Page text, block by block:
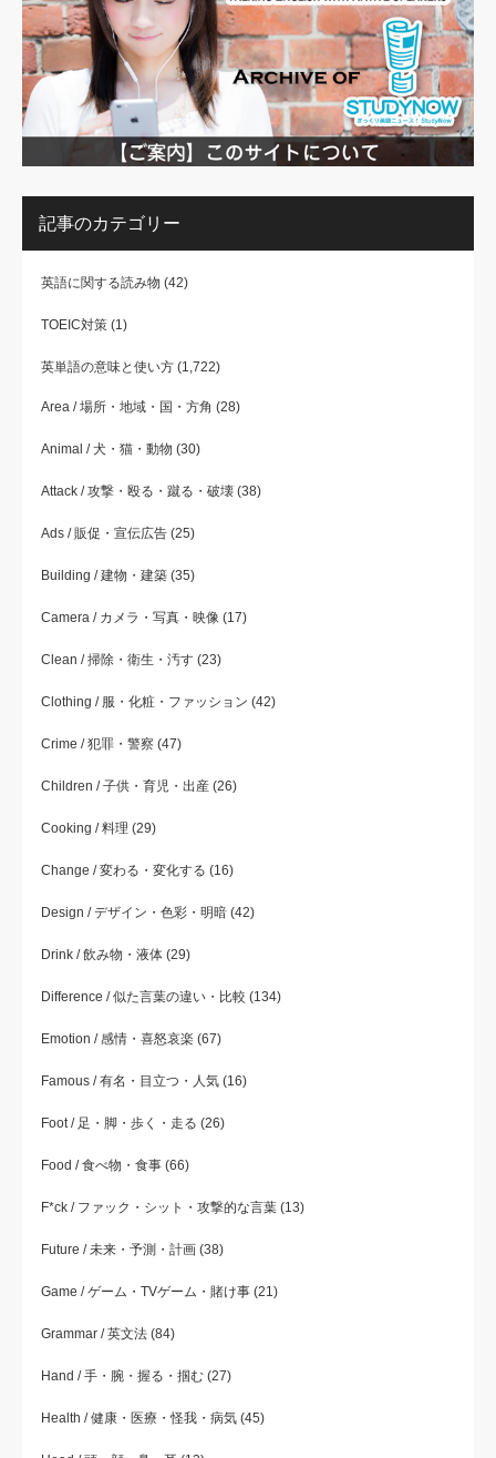
記事のカテゴリー
英語に関する読み物 (42)
TOEIC対策 (1)
英単語の意味と使い方 (1,722)
Area / 場所・地域・国・方角 (28)
Animal / 犬・猫・動物 (30)
Attack / 攻撃・殴る・蹴る・破壊 (38)
Ads / 販促・宣伝広告 (25)
Building / 建物・建築 (35)
Camera / カメラ・写真・映像 (17)
Clean / 掃除・衛生・汚す (23)
Clothing / 服・化粧・ファッション (42)
Crime / 犯罪・警察 (47)
Children / 子供・育児・出産 (26)
Cooking / 料理 (29)
Change / 変わる・変化する (16)
Design / デザイン・色彩・明暗 (42)
Drink / 飲み物・液体 (29)
Difference / 似た言葉の違い・比較 (134)
Emotion / 感情・喜怒哀楽 (67)
Famous / 有名・目立つ・人気 (16)
Foot / 足・脚・歩く・走る (26)
Food / 食べ物・食事 (66)
F*ck / ファック・シット・攻撃的な言葉 (13)
Future / 未来・予測・計画 (38)
Game / ゲーム・TVゲーム・賭け事 (21)
Grammar / 英文法 (84)
Hand / 手・腕・握る・掴む (27)
Health / 健康・医療・怪我・病気 (45)